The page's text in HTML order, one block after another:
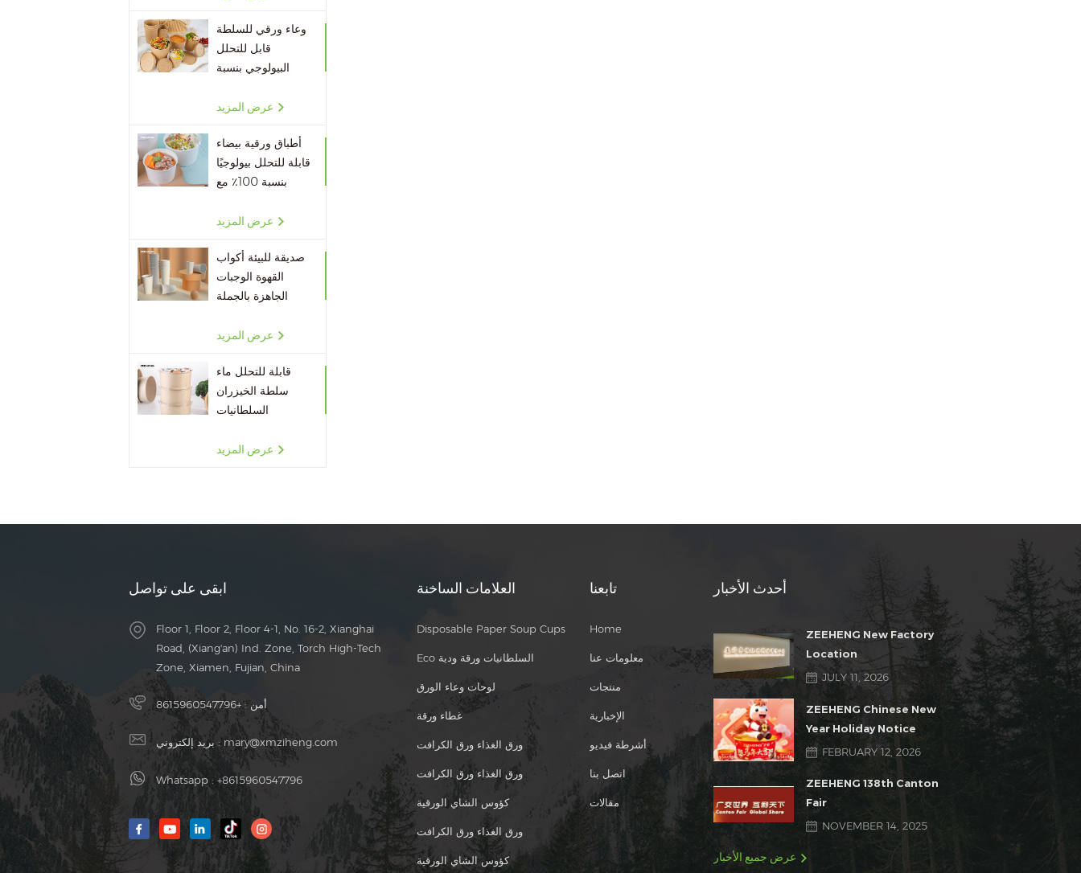
وعاء ورقي للسلطة
قابل للتحلل
البيولوجي بنسبة
عرض المزيد
أطباق ورقية بيضاء
قابلة للتحلل بيولوجيًا
بنسبة 100٪ مع
عرض المزيد
صديقة للبيئة أكواب
القهوة الوجبات
الجاهزة بالجملة
عرض المزيد
قابلة للتحلل ماء
سلطة الخيزران
السلطانيات
عرض المزيد
ابقى على تواصل
Floor 1, Floor 2, Floor 4-1, No. 16-2, Xianghai
Road, (Xiang'an) Ind. Zone, Torch High-Tech
Zone, Xiamen, Fujian, China
أمن :+8615960547796
بريد إلكتروني : mary@xmziheng.com
Whatsapp : +8615960547796
العلامات الساخنة
Disposable Paper Soup Cups
Eco السلطانيات ورقة ودية
لوحات وعاء الورق
غطاء ورقة
ورق الغذاء ورق الكرافت
ورق الغذاء ورق الكرافت
كؤوس الشاي الورقية
ورق الغذاء ورق الكرافت
كؤوس الشاي الورقية
تابعنا
Home
معلومات عنا
منتجات
الإخبارية
أشرطة فيديو
اتصل بنا
مقالات
أحدث الأخبار
ZEEHENG New Factory
Location
JULY 11, 2026
ZEEHENG Chinese New
Year Holiday Notice
FEBRUARY 12, 2026
ZEEHENG 138th Canton
Fair
NOVEMBER 14, 2025
عرض جميع الأخبار